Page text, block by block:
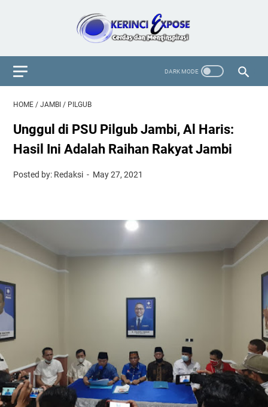
HOME / JAMBI / PILGUB
Unggul di PSU Pilgub Jambi, Al Haris:
Hasil Ini Adalah Raihan Rakyat Jambi
Posted by: Redaksi May 27, 2021